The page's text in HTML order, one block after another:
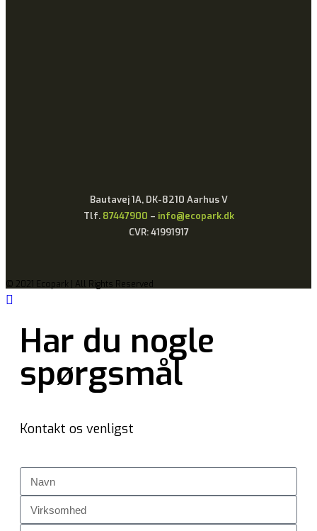
Bautavej 1A, DK-8210 Aarhus V
Tlf. 87447900 – info@ecopark.dk
CVR: 41991917
© 2021 Ecopark | All Rights Reserved
Har du nogle
spørgsmål
Kontakt os venligst